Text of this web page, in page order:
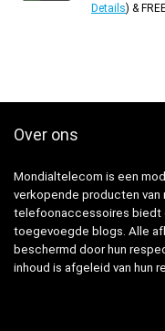
Details) &
Over ons
Mondialtelecom is een
verkopende producten
telefoonaccessoires biedt
toegevoegde blogs. Alle
beschermd door hun
inhoud is afgeleid van hun